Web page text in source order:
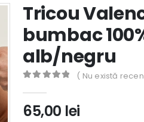
Tricou
bumbac
alb/negru
( Nu există
65,00 lei